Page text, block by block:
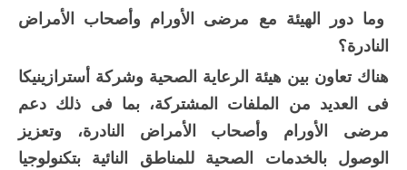
وما دور الهيئة مع مرضى الأورام وأصحاب الأمراض
النادرة؟
هناك تعاون بين هيئة الرعاية الصحية وشركة أسترازينيكا
فى العديد من الملفات المشتركة، بما فى ذلك دعم
مرضى الأورام وأصحاب الأمراض النادرة، وتعزيز
الوصول بالخدمات الصحية للمناطق النائية بتكنولوجيا